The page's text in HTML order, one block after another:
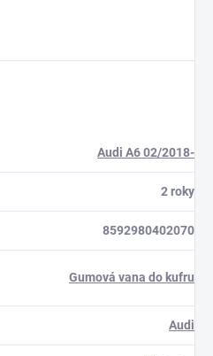
Audi A6 02/2018-
2 roky
8592980402070
Gumová vana do kufru
Audi